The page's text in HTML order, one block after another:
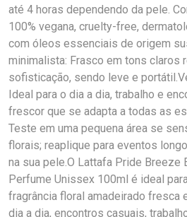
até 4 horas dependendo da pele.
100% vegana, cruelty-free,
com óleos essenciais de origem
minimalista: Frasco em tons claros
sofisticação, sendo leve e
Ideal para o dia a dia, trabalho e
frescor que se adapta a todas as
Teste em uma pequena área se
florais; reaplique para eventos
na sua pele.O Lattafa Pride Breeze
Perfume Unissex 100ml é ideal
fragrância floral amadeirado fresca
dia a dia, encontros casuais,